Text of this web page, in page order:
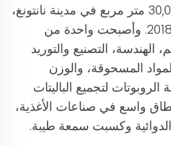
تغطي مساحة تزيد عن 30,000 متر مربع في مدينة نانتونغ،
مقاطعة جيانغسو في عام 2018. وأصبحت واحدة من
التصنيع والتوريد
المسحوقة، والوزن
لتجميع الباليتات
واسع في صناعات الأغذية،
الدوائية وكسبت سمعة طيبة.